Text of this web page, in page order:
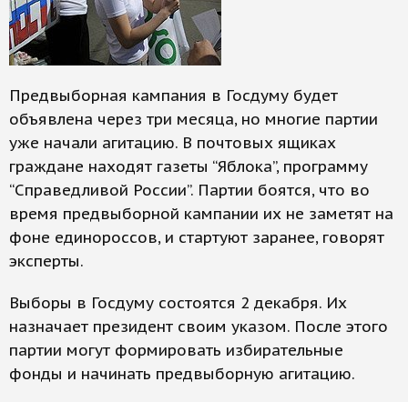
Предвыборная кампания в Госдуму будет
объявлена через три месяца, но многие партии
уже начали агитацию. В почтовых ящиках
граждане находят газеты “Яблока”, программу
“Справедливой России”. Партии боятся, что во
время предвыборной кампании их не заметят на
фоне единороссов, и стартуют заранее, говорят
эксперты.
Выборы в Госдуму состоятся 2 декабря. Их
назначает президент своим указом. После этого
партии могут формировать избирательные
фонды и начинать предвыборную агитацию.